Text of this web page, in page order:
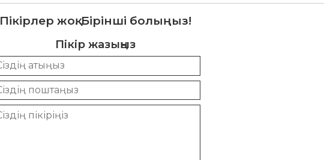
Пікірлер жоқ. Бірінші болыңыз!
Пікір жазыңыз